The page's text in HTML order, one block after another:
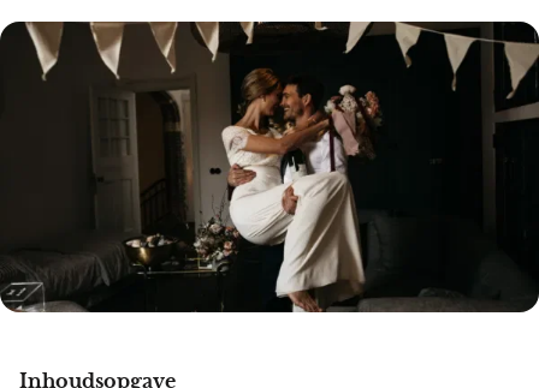
Inhoudsopgave